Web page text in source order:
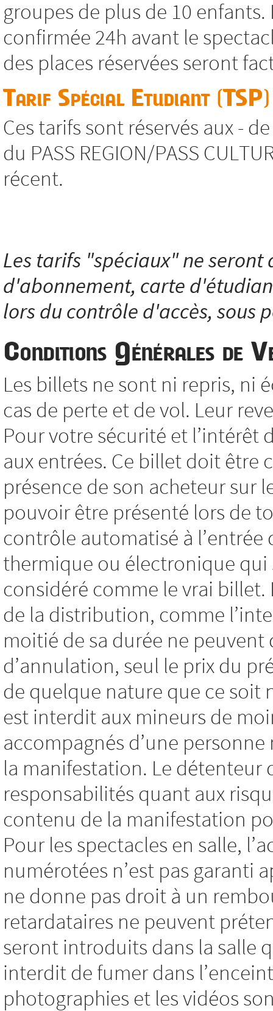
groupes de plus de 10
confirmée 24h avant le
des places réservées seront
Tarif Spécial Etudiant (TSP)
Ces tarifs sont réservés aux -
du PASS REGION/PASS
récent.
Les tarifs "spéciaux" ne
d'abonnement, carte
lors du contrôle d'accès, sous
Conditions Générales de
Les billets ne sont ni repris, ni
cas de perte et de vol. Leur
Pour votre sécurité et l’intérêt
aux entrées. Ce billet doit être
présence de son acheteur sur
pouvoir être présenté lors de
contrôle automatisé à
thermique ou électronique qui
considéré comme le vrai
de la distribution, comme
moitié de sa durée ne
d’annulation, seul le prix du
de quelque nature que ce soit
est interdit aux mineurs de
accompagnés d’une
la manifestation. Le détenteur
responsabilités quant aux
contenu de la manifestation
Pour les spectacles en salle,
numérotées n’est pas garanti
ne donne pas droit à un
retardataires ne peuvent
seront introduits dans la salle
interdit de fumer dans
photographies et les vidéos